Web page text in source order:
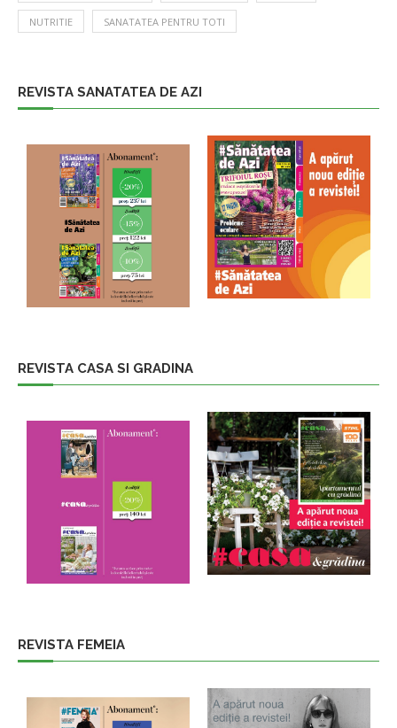
NUTRITIE SANATATEA PENTRU TOTI
REVISTA SANATATEA DE AZI
REVISTA CASA SI GRADINA
REVISTA FEMEIA